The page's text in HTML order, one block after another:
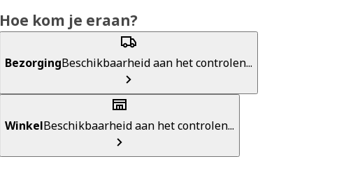
Hoe kom je eraan?
BezorgingBeschikbaarheid aan het controlen...
WinkelBeschikbaarheid aan het controlen...